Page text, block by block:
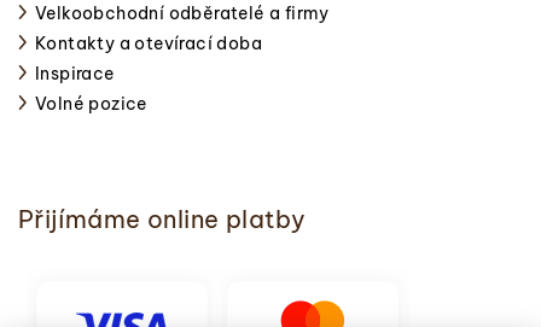
Velkoobchodní odběratelé a firmy
Kontakty a otevírací doba
Inspirace
Volné pozice
Přijímáme online platby